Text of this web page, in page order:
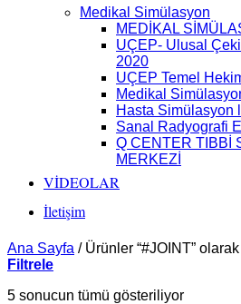
Medikal Simülasyon
MEDİKAL
UÇEP- Ulusal
2020
UÇEP Temel
Medikal
Hasta Simülasyon
Sanal Radyografi
Q CENTER TIBBİ
MERKEZİ
VİDEOLAR
İletişim
Ana Sayfa /Ürünler “#JOINT”
Filtrele
5 sonucun tümü gösteriliyorEn